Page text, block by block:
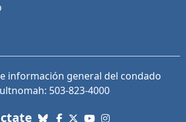
información general del condado
503-823-4000
con nosotros. Enlaces a
Bluesky
Facebook
X (Twitter)
YouTube
Instagram